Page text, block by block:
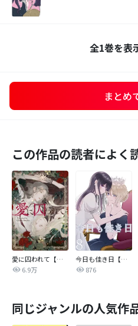
全1巻を表
まとめ
この作品の読者によく
愛に囚われて【タテヨミ】
6.9万
今日も佳き日【連載版】
876
同じジャンルの人気作